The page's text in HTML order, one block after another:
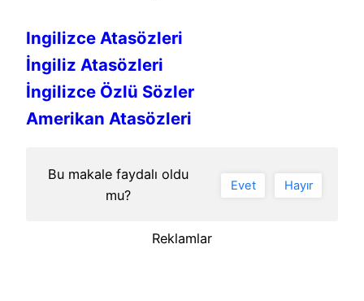
Ingilizce Atasözleri
İngiliz Atasözleri
İngilizce Özlü Sözler
Amerikan Atasözleri
Bu makale faydalı oldu
mu?
Evet Hayır
Reklamlar